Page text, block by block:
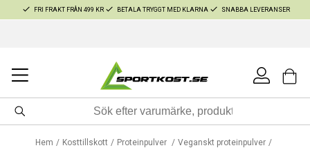
FRI FRAKT FRÅN 499 KR BETALA TRYGGT MED KLARNA SNABBA LEVERANSER
Hem Kosttillskott Proteinpulver
Veganskt proteinpulver